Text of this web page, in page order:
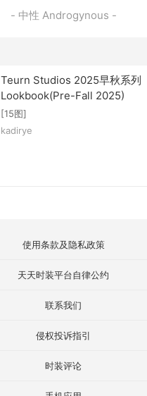
- 中性 Androgynous -
Teurn Studios 2025早秋系列
Lookbook(Pre-Fall 2025)
[15图]
kadirye
使用条款及隐私政策
天天时装平台自律公约
联系我们
侵权投诉指引
时装评论